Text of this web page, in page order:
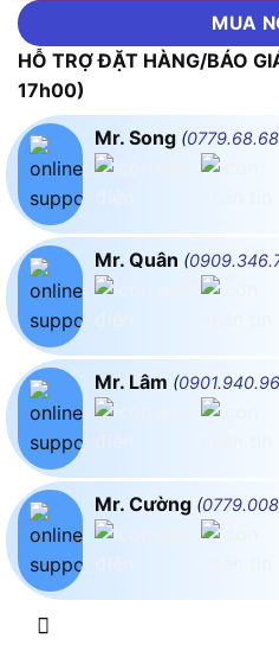
MUA
HỖ TRỢ ĐẶT HÀNG/BÁO
17h00)
Mr. Song (
Mr. Quân (
Mr. Lâm (
Mr. Cường (